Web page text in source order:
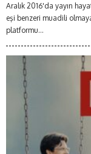
Aralık 2016'da yayın
eşi benzeri muadili
platformu...